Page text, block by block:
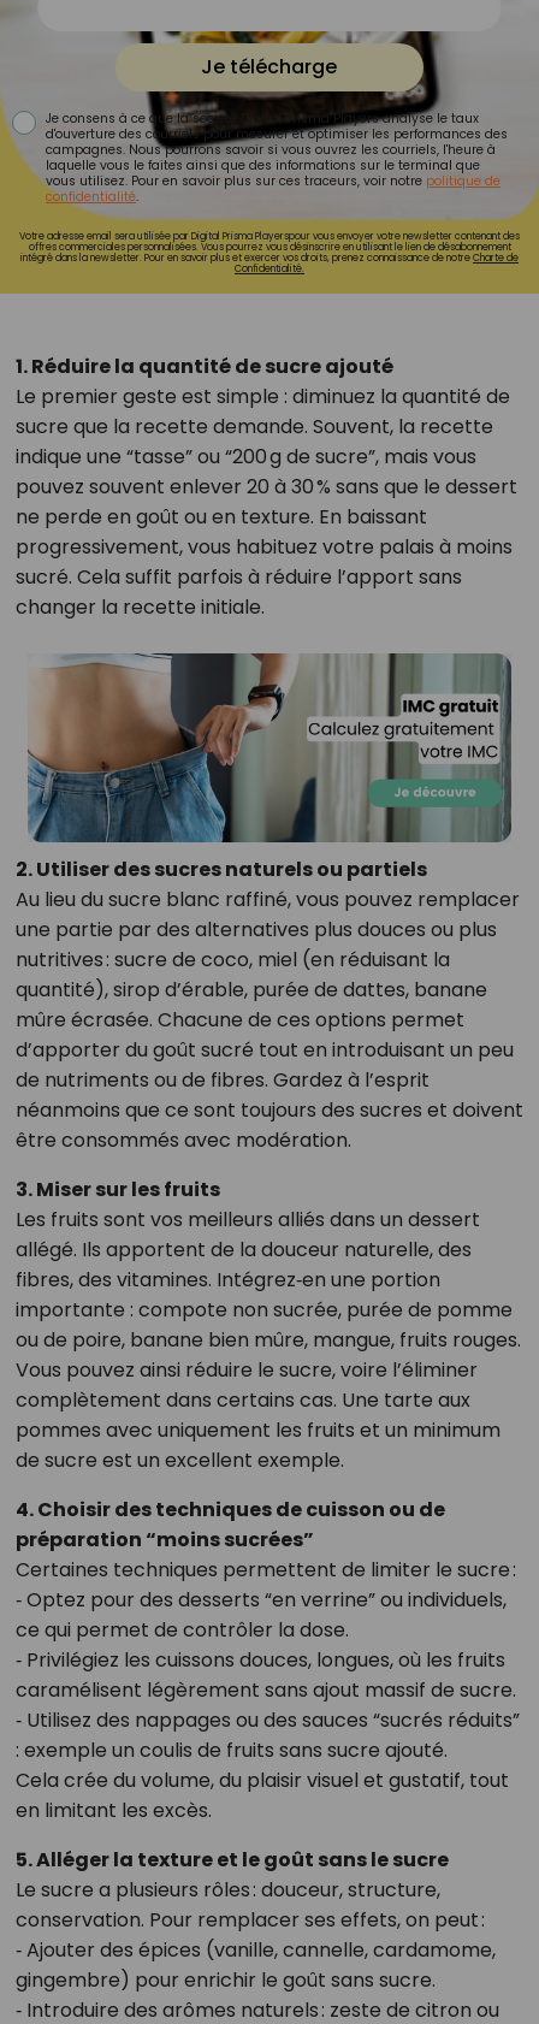
Je télécharge
Je consens à ce que la société Digital Prisma Players analyse le taux
d'ouverture des courriels pour mesurer et optimiser les performances des
campagnes. Nous pourrons savoir si vous ouvrez les courriels, l'heure à
laquelle vous le faites ainsi que des informations sur le terminal que
vous utilisez. Pour en savoir plus sur ces traceurs, voir notre politique de
confidentialité.
Votre adresse email sera utilisée par Digital Prisma Playerspour vous envoyer votre newsletter contenant des
offres commerciales personnalisées. Vous pourrez vous désinscrire en utilisant le lien de désabonnement
intégré dans la newsletter. Pour en savoir plus et exercer vos droits, prenez connaissance de notreCharte de
Confidentialité.
1. Réduire la quantité de sucre ajouté
Le premier geste est simple : diminuez la quantité de
sucre que la recette demande. Souvent, la recette
indique une “tasse” ou “200 g de sucre”, mais vous
pouvez souvent enlever 20 à 30 % sans que le dessert
ne perde en goût ou en texture. En baissant
progressivement, vous habituez votre palais à moins
sucré. Cela suffit parfois à réduire l’apport sans
changer la recette initiale.
2. Utiliser des sucres naturels ou partiels
Au lieu du sucre blanc raffiné, vous pouvez remplacer
une partie par des alternatives plus douces ou plus
nutritives : sucre de coco, miel (en réduisant la
quantité), sirop d’érable, purée de dattes, banane
mûre écrasée. Chacune de ces options permet
d’apporter du goût sucré tout en introduisant un peu
de nutriments ou de fibres. Gardez à l’esprit
néanmoins que ce sont toujours des sucres et doivent
être consommés avec modération.
3. Miser sur les fruits
Les fruits sont vos meilleurs alliés dans un dessert
allégé. Ils apportent de la douceur naturelle, des
fibres, des vitamines. Intégrez‑en une portion
importante : compote non sucrée, purée de pomme
ou de poire, banane bien mûre, mangue, fruits rouges.
Vous pouvez ainsi réduire le sucre, voire l’éliminer
complètement dans certains cas. Une tarte aux
pommes avec uniquement les fruits et un minimum
de sucre est un excellent exemple.
4. Choisir des techniques de cuisson ou de
préparation “moins sucrées”
Certaines techniques permettent de limiter le sucre :
‑ Optez pour des desserts “en verrine” ou individuels,
ce qui permet de contrôler la dose.
‑ Privilégiez les cuissons douces, longues, où les fruits
caramélisent légèrement sans ajout massif de sucre.
‑ Utilisez des nappages ou des sauces “sucrés réduits”
: exemple un coulis de fruits sans sucre ajouté.
Cela crée du volume, du plaisir visuel et gustatif, tout
en limitant les excès.
5. Alléger la texture et le goût sans le sucre
Le sucre a plusieurs rôles : douceur, structure,
conservation. Pour remplacer ses effets, on peut :
‑ Ajouter des épices (vanille, cannelle, cardamome,
gingembre) pour enrichir le goût sans sucre.
‑ Introduire des arômes naturels : zeste de citron ou